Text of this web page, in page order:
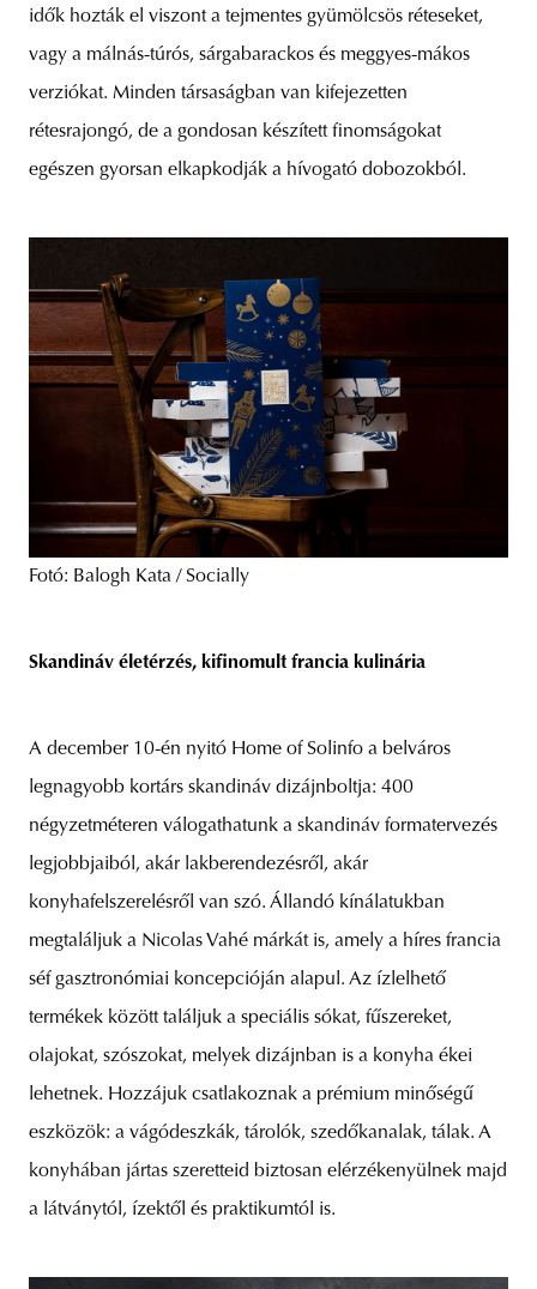
idők hozták el viszont a tejmentes gyümölcsös réteseket,
vagy a málnás-túrós, sárgabarackos és meggyes-mákos
verziókat. Minden társaságban van kifejezetten
rétesrajongó, de a gondosan készített finomságokat
egészen gyorsan elkapkodják a hívogató dobozokból.
Fotó: Balogh Kata / Socially
Skandináv életérzés, kifinomult francia kulinária
A december 10-én nyitó Home of Solinfo a belváros
legnagyobb kortárs skandináv dizájnboltja: 400
négyzetméteren válogathatunk a skandináv formatervezés
legjobbjaiból, akár lakberendezésről, akár
konyhafelszerelésről van szó. Állandó kínálatukban
megtaláljuk a Nicolas Vahé márkát is, amely a híres francia
séf gasztronómiai koncepcióján alapul. Az ízlelhető
termékek között találjuk a speciális sókat, fűszereket,
olajokat, szószokat, melyek dizájnban is a konyha ékei
lehetnek. Hozzájuk csatlakoznak a prémium minőségű
eszközök: a vágódeszkák, tárolók, szedőkanalak, tálak. A
konyhában jártas szeretteid biztosan elérzékenyülnek majd
a látványtól, ízektől és praktikumtól is.